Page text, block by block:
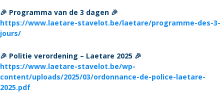
🎉 Programma van de 3 dagen 🎉
https://www.laetare-stavelot.be/laetare/programme-des-3-
jours/
🎉 Politie verordening – Laetare 2025 🎉
https://www.laetare-stavelot.be/wp-
content/uploads/2025/03/ordonnance-de-police-laetare-
2025.pdf